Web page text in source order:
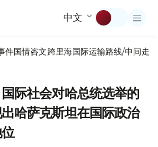
中文
件国情咨文跨里海国际运输路线/中间走廊
际社会对哈总统选举的
哈萨克斯坦在国际政治